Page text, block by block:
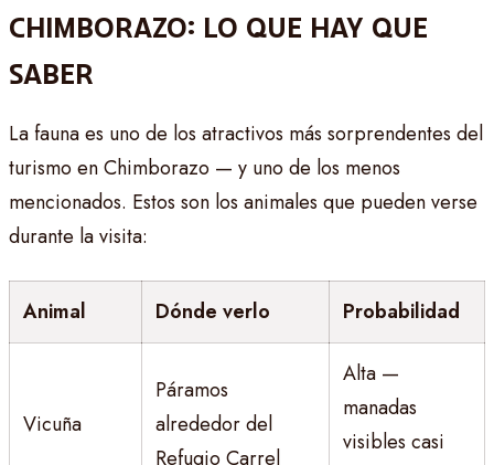
CHIMBORAZO: LO QUE HAY QUE
SABER
La fauna es uno de los atractivos más sorprendentes del
turismo en Chimborazo — y uno de los menos
mencionados. Estos son los animales que pueden verse
durante la visita:
Animal Dónde verlo Probabilidad
Vicuña
Páramos
alrededor del
Refugio Carrel
Alta —
manadas
visibles casi